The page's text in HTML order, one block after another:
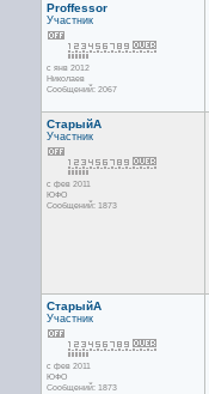
Proffessor
Участник
с янв 2012
Николаев
Сообщений: 2067
СтарыйА
Участник
с фев 2011
ЮФО
Сообщений: 1873
СтарыйА
Участник
с фев 2011
ЮФО
Сообщений: 1873